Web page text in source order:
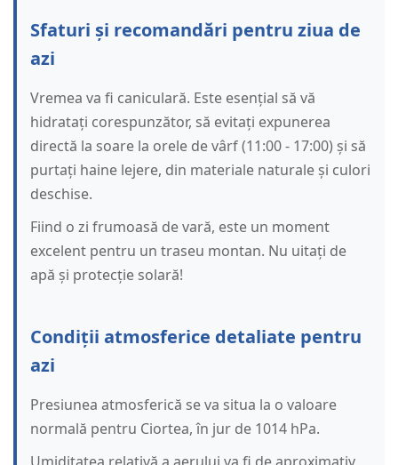
Sfaturi și recomandări pentru ziua de
azi
Vremea va fi caniculară. Este esențial să vă
hidratați corespunzător, să evitați expunerea
directă la soare la orele de vârf (11:00 - 17:00) și să
purtați haine lejere, din materiale naturale și culori
deschise.
Fiind o zi frumoasă de vară, este un moment
excelent pentru un traseu montan. Nu uitați de
apă și protecție solară!
Condiții atmosferice detaliate pentru
azi
Presiunea atmosferică se va situa la o valoare
normală pentru Ciortea, în jur de 1014 hPa.